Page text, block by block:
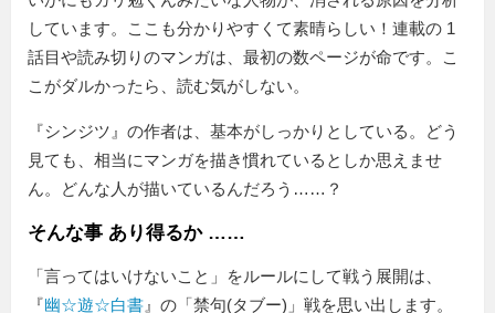
しています。ここも分かりやすくて素晴らしい！連載の 1
話目や読み切りのマンガは、最初の数ページが命です。こ
こがダルかったら、読む気がしない。
『シンジツ』の作者は、基本がしっかりとしている。どう
見ても、相当にマンガを描き慣れているとしか思えませ
ん。どんな人が描いているんだろう……？
そんな事 あり得るか ……
「言ってはいけないこと」をルールにして戦う展開は、
『幽☆遊☆白書 』の「禁句(タブー)」戦を思い出します。